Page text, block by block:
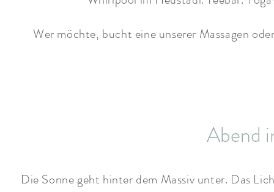
Wer möchte, bucht eine unserer Massagen
Abend
Die Sonne geht hinter dem Massiv unter. Das